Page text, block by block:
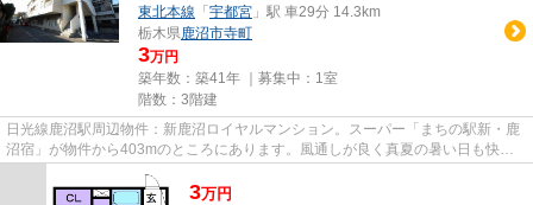
東北本線 「 宇都宮 」駅 車29分 14.3km
栃木県鹿沼市寺町
3万円
築年数：築41年 ｜募集中： 1室
階数：3階建
日光線鹿沼駅周辺物件：新鹿沼ロイヤルマンション。スーパー「まちの駅新・鹿
沼宿」が物件から403mのところにあります。風通しが良く真夏の暑い日も快適
3万円